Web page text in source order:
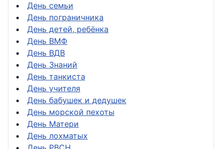
День семьи
День пограничника
День детей, ребёнка
День ВМФ
День ВДВ
День Знаний
День танкиста
День учителя
День бабушек и дедушек
День морской пехоты
День Матери
День лохматых